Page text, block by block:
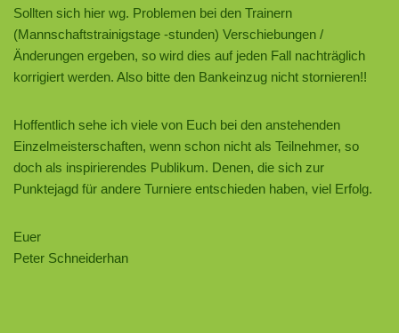
Sollten sich hier wg. Problemen bei den Trainern
(Mannschaftstrainigstage -stunden) Verschiebungen /
Änderungen ergeben, so wird dies auf jeden Fall nachträglich
korrigiert werden. Also bitte den Bankeinzug nicht stornieren!!
Hoffentlich sehe ich viele von Euch bei den anstehenden
Einzelmeisterschaften, wenn schon nicht als Teilnehmer, so
doch als inspirierendes Publikum. Denen, die sich zur
Punktejagd für andere Turniere entschieden haben, viel Erfolg.
Euer
Peter Schneiderhan